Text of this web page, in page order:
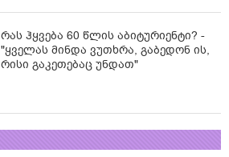
რას ჰყვება 60 წლის აბიტურიენტი? -
"ყველას მინდა ვუთხრა, გაბედონ ის,
რისი გაკეთებაც უნდათ"